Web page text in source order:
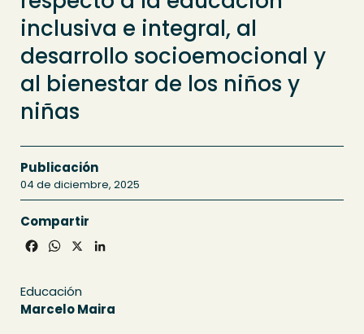
inclusiva e integral, al
desarrollo socioemocional y
al bienestar de los niños y
niñas
Publicación
04 de diciembre, 2025
Compartir
Facebook
WhatsApp
Educación
Marcelo Maira